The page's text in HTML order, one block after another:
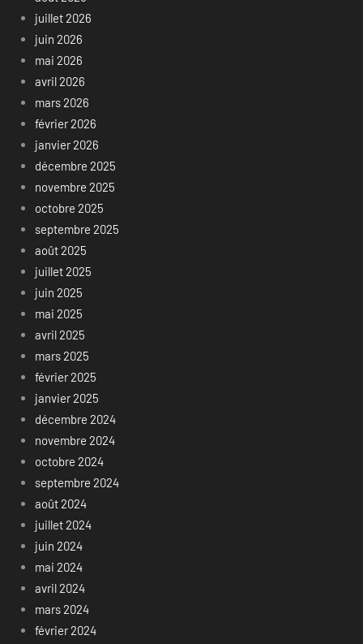
juillet 2026
juin 2026
mai 2026
avril 2026
mars 2026
février 2026
janvier 2026
décembre 2025
novembre 2025
octobre 2025
septembre 2025
août 2025
juillet 2025
juin 2025
mai 2025
avril 2025
mars 2025
février 2025
janvier 2025
décembre 2024
novembre 2024
octobre 2024
septembre 2024
août 2024
juillet 2024
juin 2024
mai 2024
avril 2024
mars 2024
février 2024